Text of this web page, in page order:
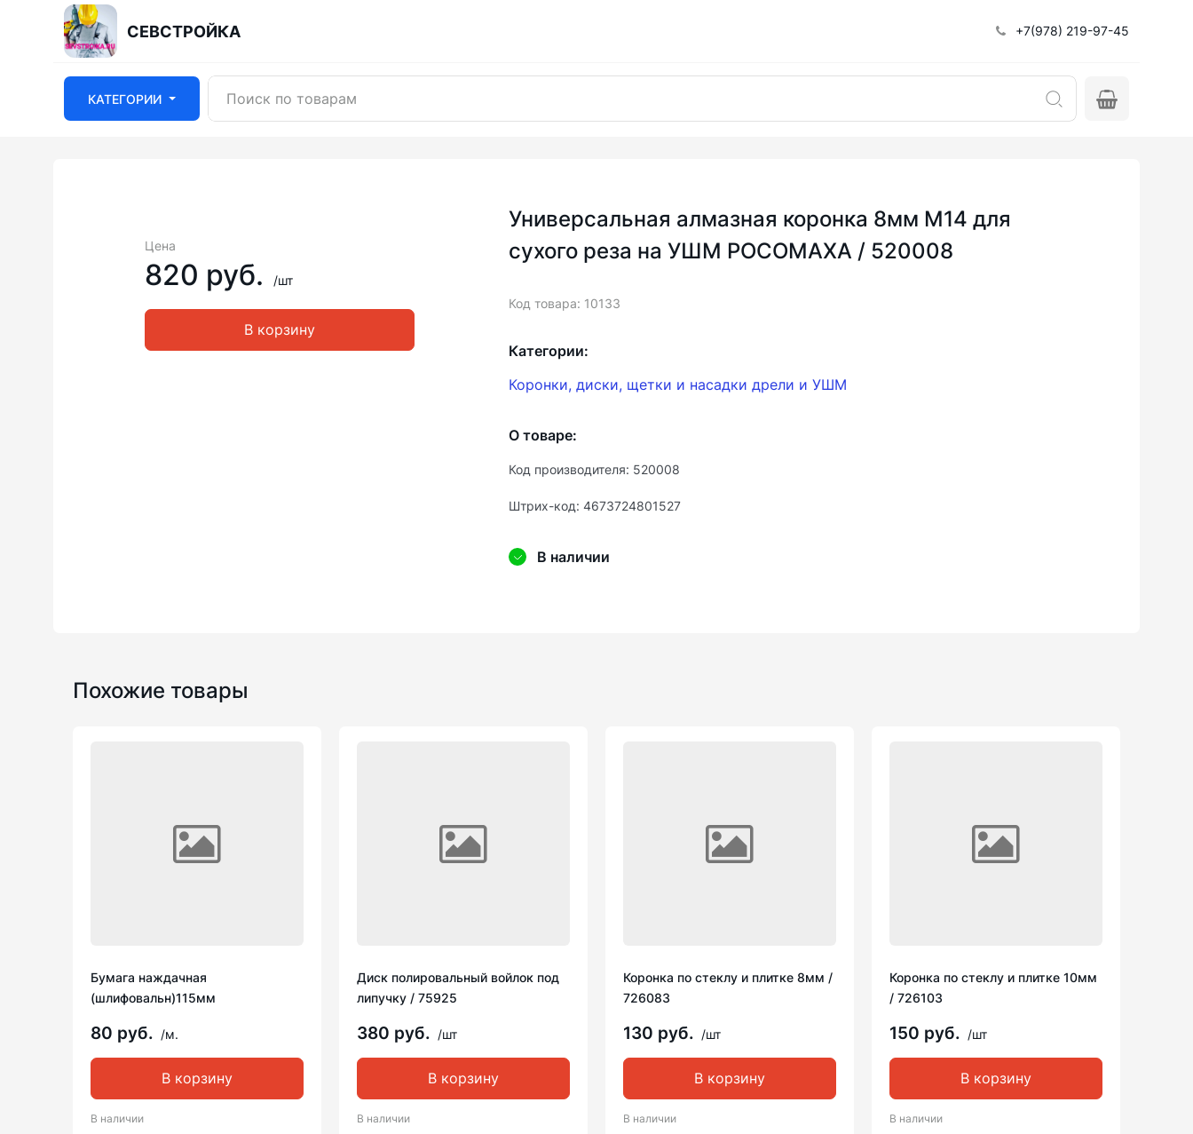
СЕВСТРОЙКА +7(978) 219-97-45
КАТЕГОРИИ
Цена
820 руб. /шт
В корзину
Универсальная алмазная коронка 8мм М14 для
сухого реза на УШМ РОСОМАХА / 520008
Код товара: 10133
Категории:
Коронки, диски, щетки и насадки дрели и УШМ
О товаре:
Код производителя: 520008
Штрих-код: 4673724801527
В наличии
Похожие товары
Бумага наждачная
(шлифовальн)115мм
80 руб. /м.
В корзину
В наличии
Диск полировальный войлок под
липучку / 75925
380 руб. /шт
В корзину
В наличии
Коронка по стеклу и плитке 8мм /
726083
130 руб. /шт
В корзину
В наличии
Коронка по стеклу и плитке 10мм
/ 726103
150 руб. /шт
В корзину
В наличии